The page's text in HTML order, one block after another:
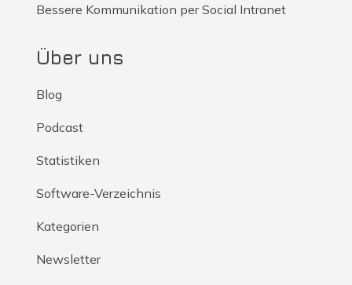
Bessere Kommunikation per Social Intranet
Über uns
Blog
Podcast
Statistiken
Software-Verzeichnis
Kategorien
Newsletter